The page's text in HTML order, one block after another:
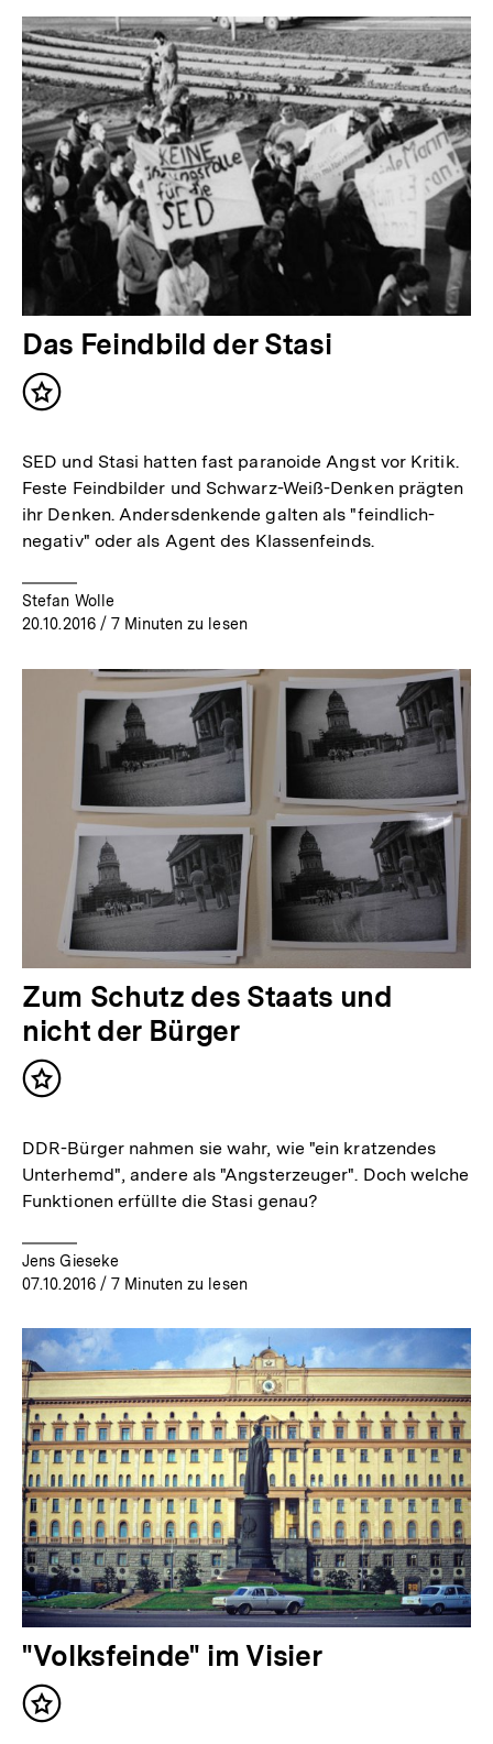
Das Feindbild der Stasi
Inhalt
SED und Stasi hatten fast paranoide Angst vor Kritik.
Feste Feindbilder und Schwarz-Weiß-Denken prägten
ihr Denken. Andersdenkende galten als "feindlich-
negativ" oder als Agent des Klassenfeinds.
Stefan Wolle
20.10.2016/ 7 Minuten zu lesen
Zum Schutz des Staats und
nicht der Bürger
Inhalt
DDR-Bürger nahmen sie wahr, wie "ein kratzendes
Unterhemd", andere als "Angsterzeuger". Doch welche
Funktionen erfüllte die Stasi genau?
Jens Gieseke
07.10.2016/ 7 Minuten zu lesen
"Volksfeinde" im Visier
Inhalt